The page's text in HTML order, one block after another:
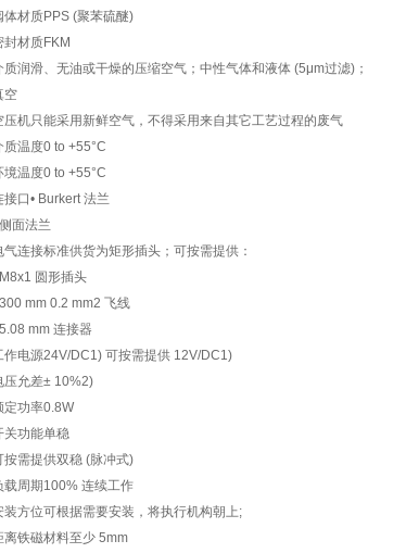
体材质PPS (聚苯硫醚)
封材质FKM
质润滑、无油或干燥的压缩空气；中性气体和液体 (5μm过滤)；
空
压机只能采用新鲜空气，不得采用来自其它工艺过程的废气
质温度0 to +55°C
境温度0 to +55°C
接口• Burkert 法兰
面法兰
气连接标准供货为矩形插头；可按需提供：
圆形插头
mm 0.2 mm2 飞线
mm 连接器
作电源24V/DC1) 可按需提供 12V/DC1)
压允差± 10%2)
定功率0.8W
关功能单稳
按需提供双稳 (脉冲式)
载周期100% 连续工作
装方位可根据需要安装，将执行机构朝上;
离铁磁材料至少 5mm